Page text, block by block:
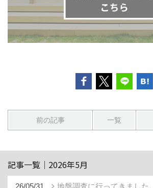
前の記事 一覧
記事一覧｜2026年5月
26/05/31 地盤調査に行ってきました。